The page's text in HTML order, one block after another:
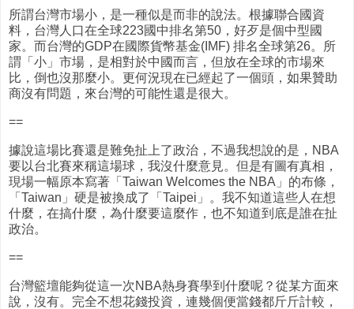
所謂台灣市場小，是一種似是而非的說法。根據聯合國資
料，台灣人口在全球223國中排名第50，好歹是個中型國
家。而台灣的GDP在國際貨幣基金(IMF) 排名全球第26。所
謂「小」市場，是相對於中國而言，但放在全球的市場來
比，倒也沒那麼小。更何況現在已經起了一個頭，如果贊助
商沒有問題，來台灣的可能性還是很大。
==
據說這場比賽還是難免扯上了政治，不過我想說的是，NBA
要以台北賽來稱這場球，我沒什麼意見。但是有圖有真相，
現場一幅原本寫著「Taiwan Welcomes the NBA」的布條，
「Taiwan」硬是被換成了「Taipei」。我不知道這些人在想
什麼，在搞什麼，為什麼要這麼作，也不知道到底是誰在扯
政治。
==
台灣籃壇能夠從這一次NBA熱身賽學到什麼呢？從某方面來
說，沒有。完全不想花錢投資，連幾個便當錢都斤斤計較，